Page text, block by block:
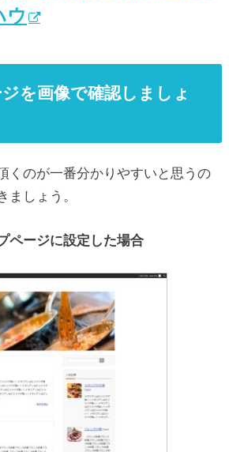
ウ
を画像で確認しましょ
くのが一番分かりやすいと思うの
しょう。
ページに設定した場合